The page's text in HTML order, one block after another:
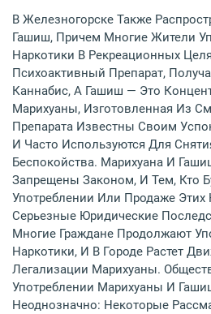
В Железногорске Также
Гашиш, Причем Многие Жители
Наркотики В Рекреационных
Психоактивный Препарат,
Каннабис, А Гашиш — Это
Марихуаны, Изготовленная Из
Препарата Известны Своим
И Часто Используются Для
Беспокойства. Марихуана И
Запрещены Законом, И Тем, Кто
Употреблении Или Продаже Этих
Серьезные Юридические
Многие Граждане Продолжают
Наркотики, И В Городе Растет
Легализации Марихуаны.
Употреблении Марихуаны И
Неоднозначно: Некоторые